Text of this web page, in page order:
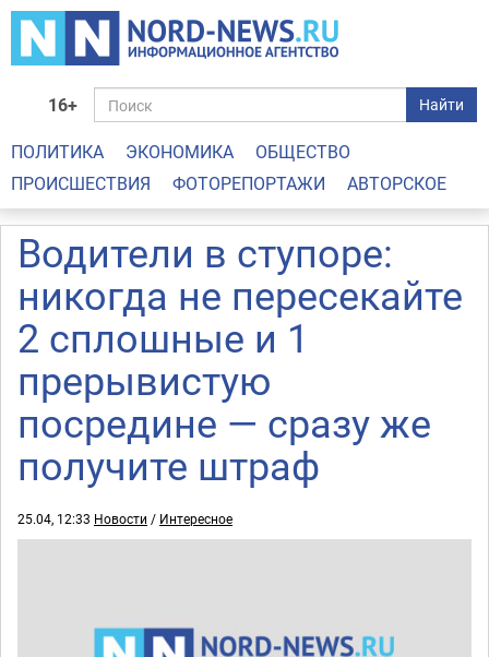
16+ Найти
ПОЛИТИКА ЭКОНОМИКА
ОБЩЕСТВО
ПРОИСШЕСТВИЯ
ФОТОРЕПОРТАЖИ АВТОРСКОЕ
Водители в ступоре:
никогда не пересекайте
2 сплошные и 1
прерывистую
посредине — сразу же
получите штраф
25.04, 12:33 Новости / Интересное